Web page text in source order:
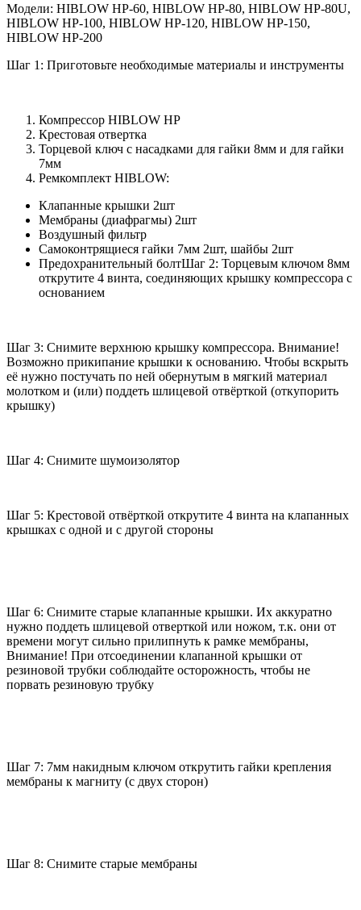
Модели: HIBLOW HP-60, HIBLOW HP-80, HIBLOW HP-80U,
HIBLOW HP-100, HIBLOW HP-120, HIBLOW HP-150,
HIBLOW HP-200
Шаг 1: Приготовьте необходимые материалы и инструменты
Компрессор HIBLOW HP
Крестовая отвертка
Торцевой ключ с насадками для гайки 8мм и для гайки
7мм
Ремкомплект HIBLOW:
Клапанные крышки 2шт
Мембраны (диафрагмы) 2шт
Воздушный фильтр
Самоконтрящиеся гайки 7мм 2шт, шайбы 2шт
Предохранительный болтШаг 2: Торцевым ключом 8мм
открутите 4 винта, соединяющих крышку компрессора с
основанием
Шаг 3: Снимите верхнюю крышку компрессора. Внимание!
Возможно прикипание крышки к основанию. Чтобы вскрыть
её нужно постучать по ней обернутым в мягкий материал
молотком и (или) поддеть шлицевой отвёрткой (откупорить
крышку)
Шаг 4: Снимите шумоизолятор
Шаг 5: Крестовой отвёрткой открутите 4 винта на клапанных
крышках с одной и с другой стороны
Шаг 6: Снимите старые клапанные крышки. Их аккуратно
нужно поддеть шлицевой отверткой или ножом, т.к. они от
времени могут сильно прилипнуть к рамке мембраны,
Внимание! При отсоединении клапанной крышки от
резиновой трубки соблюдайте осторожность, чтобы не
порвать резиновую трубку
Шаг 7: 7мм накидным ключом открутить гайки крепления
мембраны к магниту (с двух сторон)
Шаг 8: Снимите старые мембраны